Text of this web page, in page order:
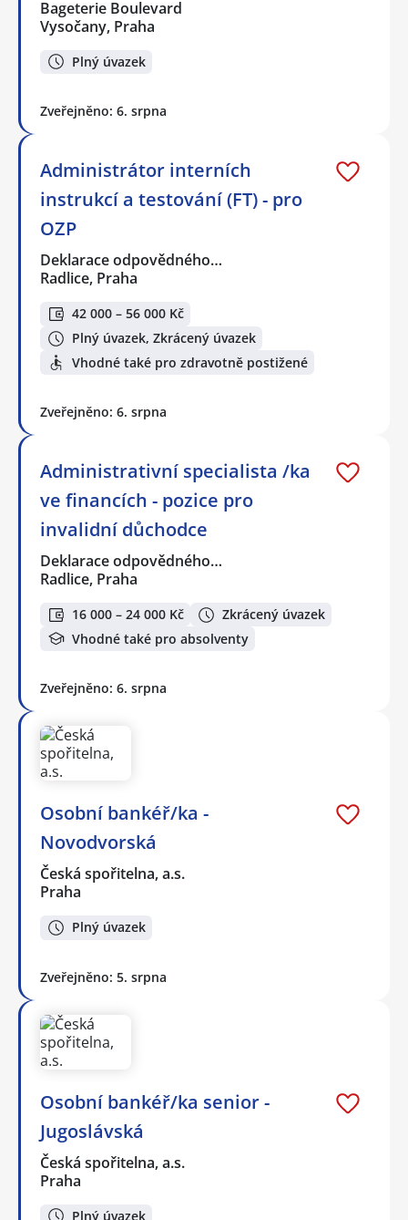
Bageterie Boulevard
Vysočany, Praha
Plný úvazek
Zveřejněno: 6. srpna
Administrátor interních
instrukcí a testování (FT) - pro
OZP
Deklarace odpovědného…
Radlice, Praha
42 000 – 56 000 Kč
Plný úvazek, Zkrácený úvazek
Vhodné také pro zdravotně postižené
Zveřejněno: 6. srpna
Administrativní specialista /ka
ve financích - pozice pro
invalidní důchodce
Deklarace odpovědného…
Radlice, Praha
16 000 – 24 000 Kč
Zkrácený úvazek
Vhodné také pro absolventy
Zveřejněno: 6. srpna
Osobní bankéř/ka -
Novodvorská
Česká spořitelna, a.s.
Praha
Plný úvazek
Zveřejněno: 5. srpna
Osobní bankéř/ka senior -
Jugoslávská
Česká spořitelna, a.s.
Praha
Plný úvazek